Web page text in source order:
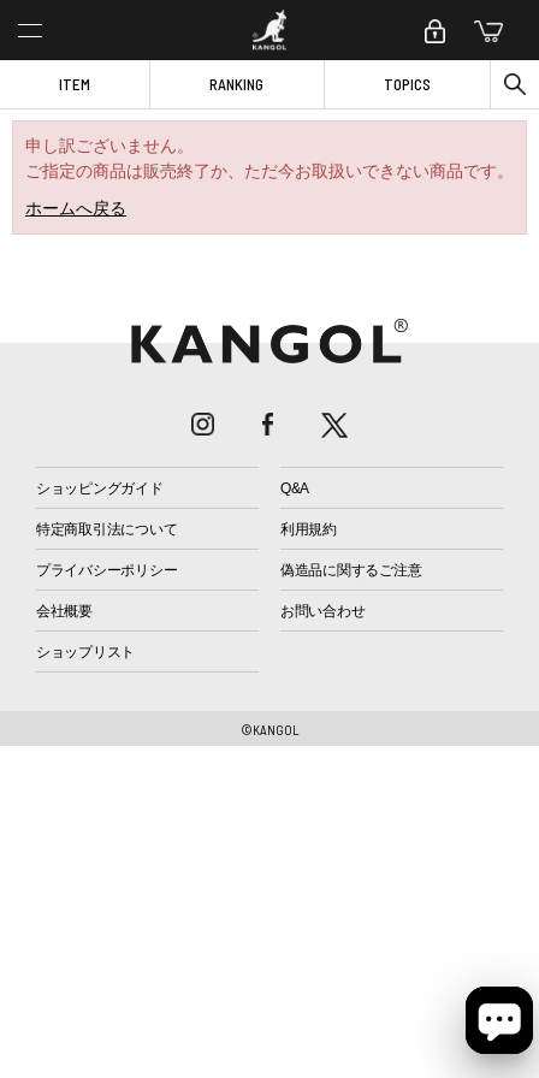
ITEM RANKING TOPICS
申し訳ございません。
ご指定の商品は販売終了か、ただ今お取扱いできない商品です。
ホームへ戻る
ショッピングガイド Q&A
特定商取引法について 利用規約
プライバシーポリシー 偽造品に関するご注意
会社概要 お問い合わせ
ショップリスト
©KANGOL